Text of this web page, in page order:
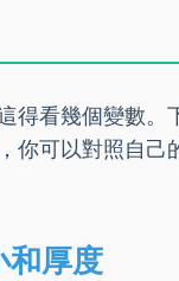
得看幾個變數。
你可以對照自己
和厚度